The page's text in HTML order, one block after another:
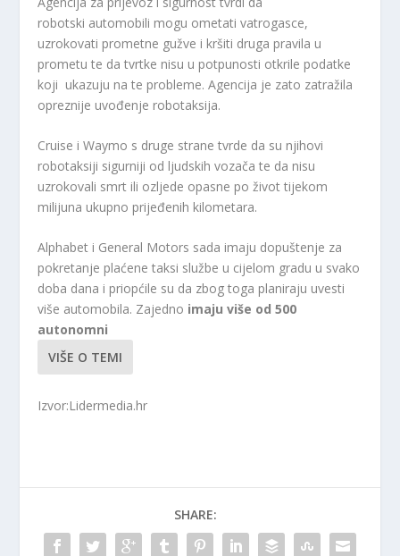
robotski automobili mogu ometati vatrogasce,
uzrokovati prometne gužve i kršiti druga pravila u
prometu te da tvrtke nisu u potpunosti otkrile podatke
koji ukazuju na te probleme. Agencija je zato zatražila
opreznije uvođenje robotaksija.
Cruise i Waymo s druge strane tvrde da su njihovi
robotaksiji sigurniji od ljudskih vozača te da nisu
uzrokovali smrt ili ozljede opasne po život tijekom
milijuna ukupno prijeđenih kilometara.
Alphabet i General Motors sada imaju dopuštenje za
pokretanje plaćene taksi službe u cijelom gradu u svako
doba dana i priopćile su da zbog toga planiraju uvesti
više automobila. Zajedno imaju više od 500
autonomni
VIŠE O TEMI
Izvor:Lidermedia.hr
SHARE: